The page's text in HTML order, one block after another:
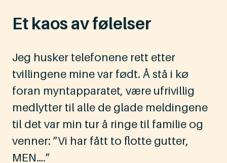
Et kaos av følelser
Jeg husker telefonene rett etter
tvillingene mine var født. Å stå i kø
foran myntapparatet, være ufrivillig
medlytter til alle de glade meldingene
til det var min tur å ringe til familie og
venner: ”Vi har fått to flotte gutter,
MEN….”